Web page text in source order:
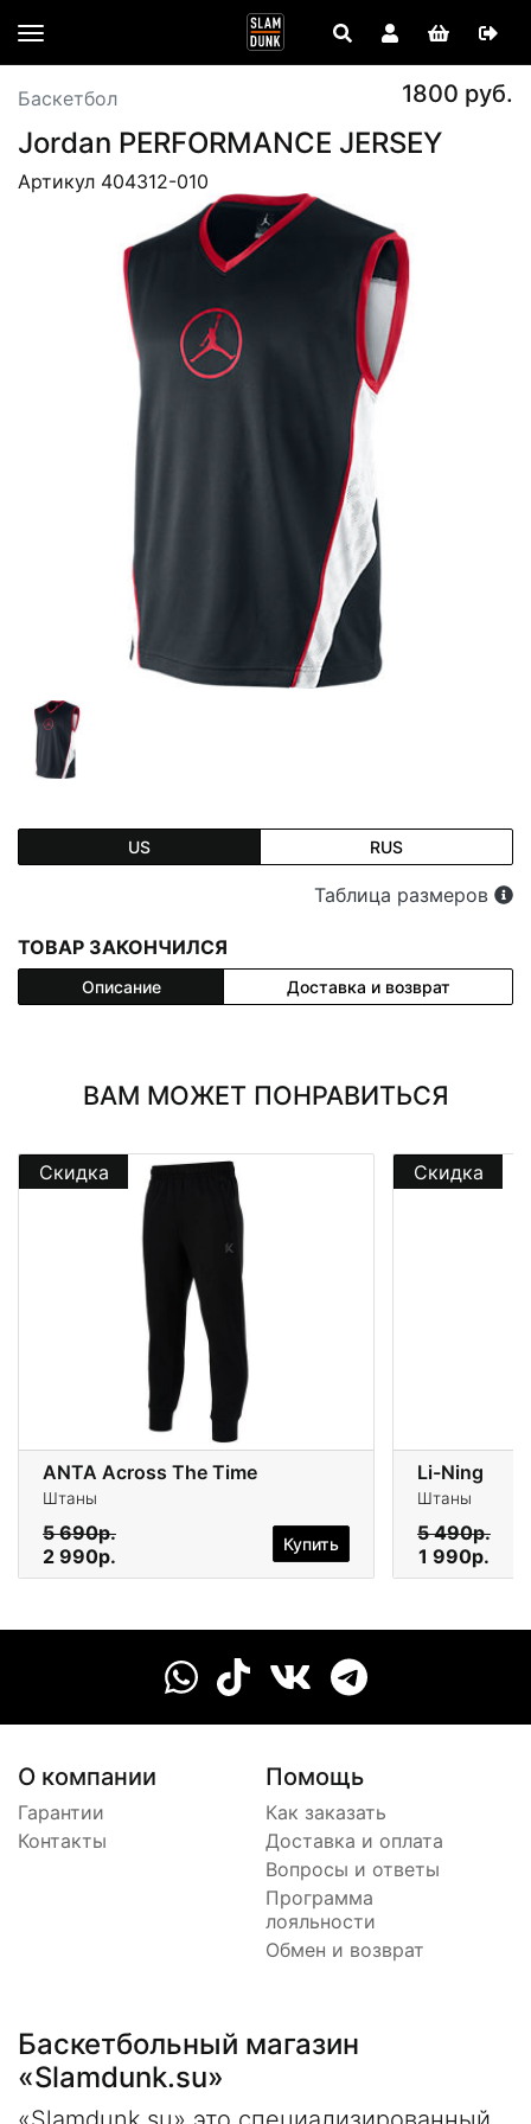
Баскетбол 1800 руб.
Jordan PERFORMANCE JERSEY
Артикул 404312-010
US RUS
Таблица размеров
ТОВАР ЗАКОНЧИЛСЯ
Описание Доставка и возврат
ВАМ МОЖЕТ ПОНРАВИТЬСЯ
Скидка
ANTA Across The Time
Штаны
5 690р.
2 990р.
Купить
Скидка
Li-Ning
Штаны
5 490р.
1 990р.
О компании
Гарантии
Контакты
Помощь
Как заказать
Доставка и оплата
Вопросы и ответы
Программа
лояльности
Обмен и возврат
Баскетбольный магазин
«Slamdunk.su»